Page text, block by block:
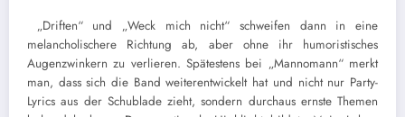
„Driften“ und „Weck mich nicht“ schweifen dann in eine
melancholischere Richtung ab, aber ohne ihr humoristisches
Augenzwinkern zu verlieren. Spätestens bei „Mannomann“ merkt
man, dass sich die Band weiterentwickelt hat und nicht nur Party-
Lyrics aus der Schublade zieht, sondern durchaus ernste Themen